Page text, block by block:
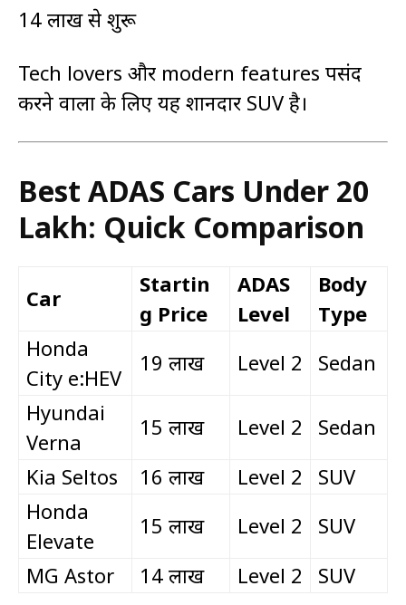
₹14 लाख से शुरू
Tech lovers और modern features पसंद
करने वालों के लिए यह शानदार SUV है।
Best ADAS Cars Under ₹20
Lakh: Quick Comparison
Car
Startin
g Price
ADAS
Level
Body
Type
Honda
City e:HEV
₹19 लाख Level 2
Sedan
Hyundai
Verna
₹15 लाख Level 2
Sedan
Kia Seltos
₹16 लाख Level 2
SUV
Honda
Elevate
₹15 लाख Level 2
SUV
MG Astor
₹14 लाख Level 2 SUV